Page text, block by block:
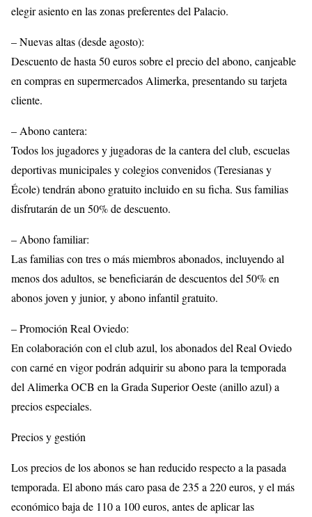
elegir asiento en las zonas preferentes del Palacio.
– Nuevas altas (desde agosto):
Descuento de hasta 50 euros sobre el precio del abono, canjeable
en compras en supermercados Alimerka, presentando su tarjeta
cliente.
– Abono cantera:
Todos los jugadores y jugadoras de la cantera del club, escuelas
deportivas municipales y colegios convenidos (Teresianas y
École) tendrán abono gratuito incluido en su ficha. Sus familias
disfrutarán de un 50% de descuento.
– Abono familiar:
Las familias con tres o más miembros abonados, incluyendo al
menos dos adultos, se beneficiarán de descuentos del 50% en
abonos joven y junior, y abono infantil gratuito.
– Promoción Real Oviedo:
En colaboración con el club azul, los abonados del Real Oviedo
con carné en vigor podrán adquirir su abono para la temporada
del Alimerka OCB en la Grada Superior Oeste (anillo azul) a
precios especiales.
Precios y gestión
Los precios de los abonos se han reducido respecto a la pasada
temporada. El abono más caro pasa de 235 a 220 euros, y el más
económico baja de 110 a 100 euros, antes de aplicar las